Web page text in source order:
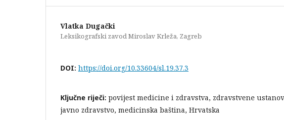
Vlatka Dugački
Leksikografski zavod Miroslav Krleža, Zagreb
DOI: https://doi.org/10.33604/sl.19.37.3
Ključne riječi: povijest medicine i zdravstva, zdravstvene
javno zdravstvo, medicinska baština, Hrvatska